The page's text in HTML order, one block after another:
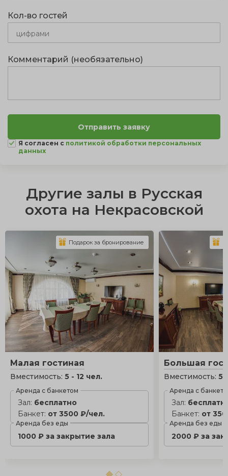
Кол-во гостей
Комментарий (необязательно)
Я согласен с политикой обработки персональных
данных
Другие залы в Русская
охота на Некрасовской
Малая гостиная
Вместимость: 5 - 12 чел.
Аренда с банкетом
Зал: бесплатно
Банкет: от 3500 ₽/чел.
Аренда без еды
1000 ₽ за закрытие зала
Подарок за бронирование
Большая
Вместимость:5
Аренда с
Зал:
Банкет: от
Аренда без еды
2000 ₽ за